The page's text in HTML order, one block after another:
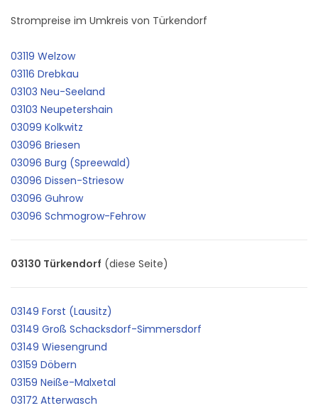
Strompreise im Umkreis von Türkendorf
03119 Welzow
03116 Drebkau
03103 Neu-Seeland
03103 Neupetershain
03099 Kolkwitz
03096 Briesen
03096 Burg (Spreewald)
03096 Dissen-Striesow
03096 Guhrow
03096 Schmogrow-Fehrow
03130 Türkendorf (diese Seite)
03149 Forst (Lausitz)
03149 Groß Schacksdorf-Simmersdorf
03149 Wiesengrund
03159 Döbern
03159 Neiße-Malxetal
03172 Atterwasch